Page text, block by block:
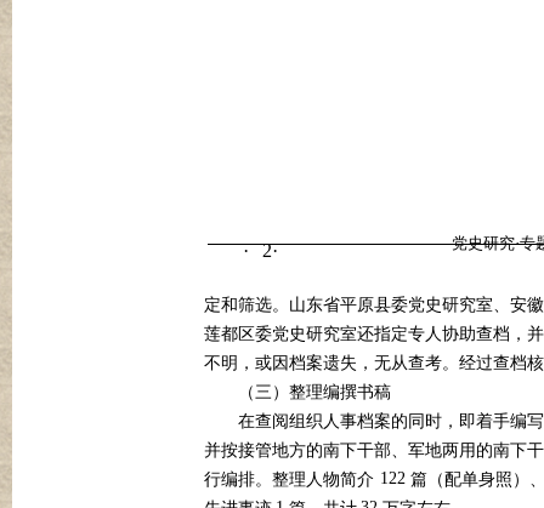
党史研究·专
· 2·
定和筛选。山东省平原县委党史研究室、安
莲都区委党史研究室还指定专人协助查档，
不明，或因档案遗失，无从查考。经过查档
（三）整理编撰书稿
在查阅组织人事档案的同时，即着手编
并按接管地方的南下干部、军地两用的南下
行编排。整理人物简介 122 篇（配单身照）